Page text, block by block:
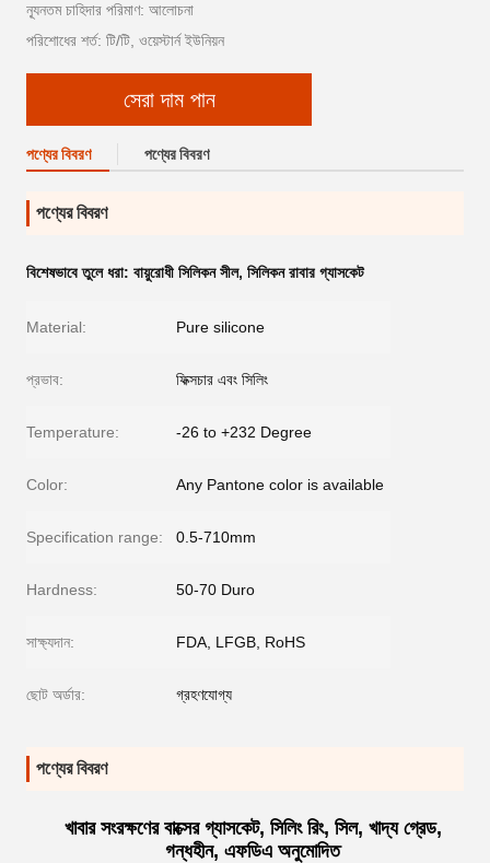
ন্যূনতম চাহিদার পরিমাণ: আলোচনা
পরিশোধের শর্ত: টি/টি, ওয়েস্টার্ন ইউনিয়ন
সেরা দাম পান
পণ্যের বিবরণ পণ্যের বিবরণ
পণ্যের বিবরণ
বিশেষভাবে তুলে ধরা: বায়ুরোধী সিলিকন সীল, সিলিকন রাবার গ্যাসকেট
Material: Pure silicone
প্রভাব: ফিক্সচার এবং সিলিং
Temperature: -26 to +232 Degree
Color: Any Pantone color is available
Specification range: 0.5-710mm
Hardness: 50-70 Duro
সাক্ষ্যদান: FDA, LFGB, RoHS
ছোট অর্ডার: গ্রহণযোগ্য
পণ্যের বিবরণ
খাবার সংরক্ষণের বাক্সের গ্যাসকেট, সিলিং রিং, সিল, খাদ্য গ্রেড,
গন্ধহীন, এফডিএ অনুমোদিত